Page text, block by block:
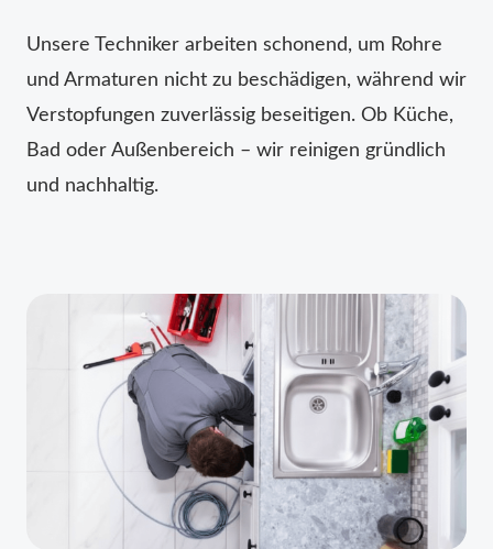
Unsere Techniker arbeiten schonend, um Rohre
und Armaturen nicht zu beschädigen, während wir
Verstopfungen zuverlässig beseitigen. Ob Küche,
Bad oder Außenbereich – wir reinigen gründlich
und nachhaltig.